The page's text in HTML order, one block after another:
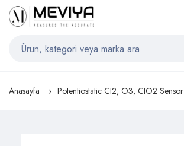
Anasayfa Potentiostatic CI2, O3, CIO2 Sensör